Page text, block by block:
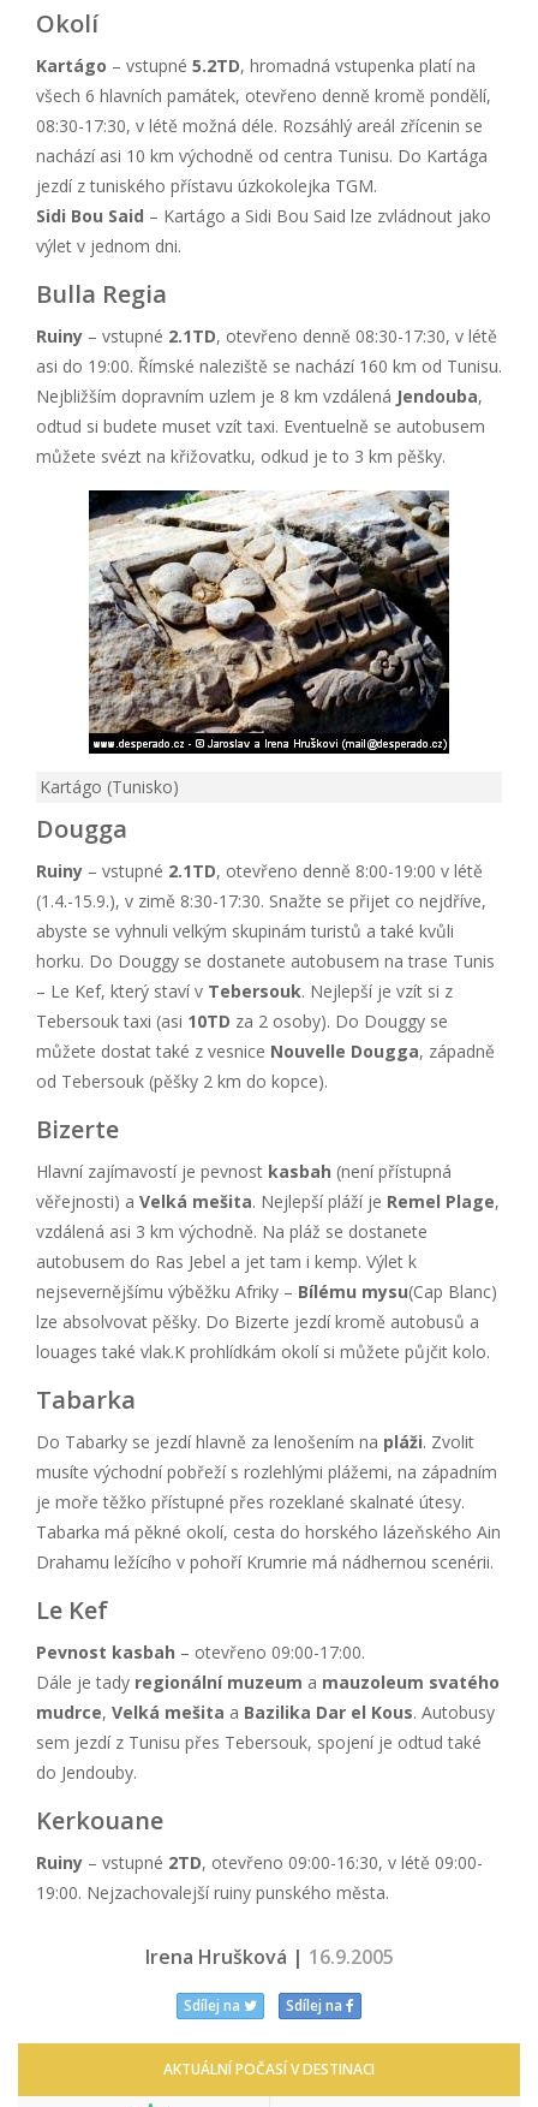
Okolí
Kartágo – vstupné 5.2TD, hromadná vstupenka platí na
všech 6 hlavních památek, otevřeno denně kromě pondělí,
08:30-17:30, v létě možná déle. Rozsáhlý areál zřícenin se
nachází asi 10 km východně od centra Tunisu. Do Kartága
jezdí z tuniského přístavu úzkokolejka TGM.
Sidi Bou Said – Kartágo a Sidi Bou Said lze zvládnout jako
výlet v jednom dni.
Bulla Regia
Ruiny – vstupné 2.1TD, otevřeno denně 08:30-17:30, v létě
asi do 19:00. Římské naleziště se nachází 160 km od Tunisu.
Nejbližším dopravním uzlem je 8 km vzdálená Jendouba,
odtud si budete muset vzít taxi. Eventuelně se autobusem
můžete svézt na křižovatku, odkud je to 3 km pěšky.
Kartágo (Tunisko)
Dougga
Ruiny – vstupné 2.1TD, otevřeno denně 8:00-19:00 v létě
(1.4.-15.9.), v zimě 8:30-17:30. Snažte se přijet co nejdříve,
abyste se vyhnuli velkým skupinám turistů a také kvůli
horku. Do Douggy se dostanete autobusem na trase Tunis
– Le Kef, který staví v Tebersouk. Nejlepší je vzít si z
Tebersouk taxi (asi 10TD za 2 osoby). Do Douggy se
můžete dostat také z vesnice Nouvelle Dougga, západně
od Tebersouk (pěšky 2 km do kopce).
Bizerte
Hlavní zajímavostí je pevnost kasbah (není přístupná
věřejnosti) a Velká mešita. Nejlepší pláží je Remel Plage,
vzdálená asi 3 km východně. Na pláž se dostanete
autobusem do Ras Jebel a jet tam i kemp. Výlet k
nejsevernějšímu výběžku Afriky – Bílému mysu(Cap Blanc)
lze absolvovat pěšky. Do Bizerte jezdí kromě autobusů a
louages také vlak.K prohlídkám okolí si můžete půjčit kolo.
Tabarka
Do Tabarky se jezdí hlavně za lenošením na pláži. Zvolit
musíte východní pobřeží s rozlehlými plážemi, na západním
je moře těžko přístupné přes rozeklané skalnaté útesy.
Tabarka má pěkné okolí, cesta do horského lázeňského Ain
Drahamu ležícího v pohoří Krumrie má nádhernou scenérii.
Le Kef
Pevnost kasbah – otevřeno 09:00-17:00.
Dále je tady regionální muzeum a mauzoleum svatého
mudrce, Velká mešita a Bazilika Dar el Kous. Autobusy
sem jezdí z Tunisu přes Tebersouk, spojení je odtud také
do Jendouby.
Kerkouane
Ruiny – vstupné 2TD, otevřeno 09:00-16:30, v létě 09:00-
19:00. Nejzachovalejší ruiny punského města.
Irena Hrušková | 16.9.2005
Sdílej na Sdílej na
AKTUÁLNÍ POČASÍ V DESTINACI